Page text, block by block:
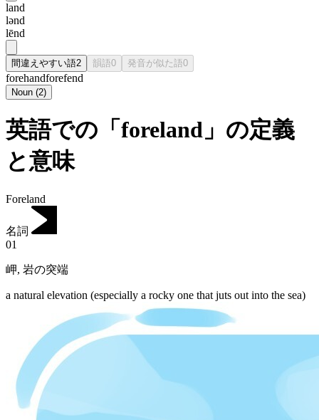
land
lənd
lēnd
間違えやすい語2 韻語0 発音が似た語0
forehandforefend
Noun (2)
英語での「foreland」の定義
と意味
Foreland
名詞
01
岬, 岩の突端
a natural elevation (especially a rocky one that juts out into the sea)